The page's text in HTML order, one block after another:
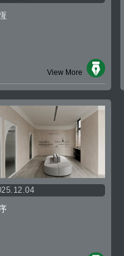
View More